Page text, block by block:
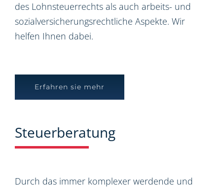
des Lohnsteuerrechts als auch arbeits- und
sozialversicherungsrechtliche Aspekte. Wir
helfen Ihnen dabei.
Erfahren sie mehr
Steuerberatung
Durch das immer komplexer werdende und